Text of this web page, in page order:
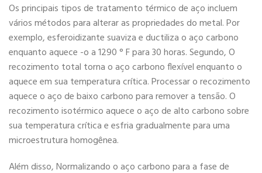
Os principais tipos de tratamento térmico de aço incluem
vários métodos para alterar as propriedades do metal. Por
exemplo, esferoidizante suaviza e ductiliza o aço carbono
enquanto aquece -o a 1290 ° F para 30 horas. Segundo, O
recozimento total torna o aço carbono flexível enquanto o
aquece em sua temperatura crítica. Processar o recozimento
aquece o aço de baixo carbono para remover a tensão. O
recozimento isotérmico aquece o aço de alto carbono sobre
sua temperatura crítica e esfria gradualmente para uma
microestrutura homogênea.
Além disso, Normalizando o aço carbono para a fase de